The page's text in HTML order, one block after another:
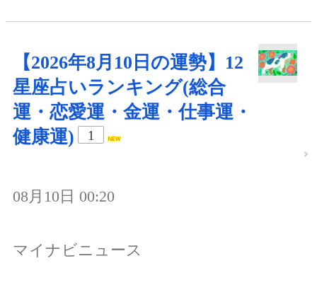
【2026年8月10日の運勢】12
星座占いランキング(総合
運・恋愛運・金運・仕事運・
健康運)
1
08月10日 00:20
マイナビニュース